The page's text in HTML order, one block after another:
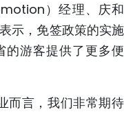
）经理、庆和
示，免签政策的实施
的游客提供了更多便
而言，我们非常期待